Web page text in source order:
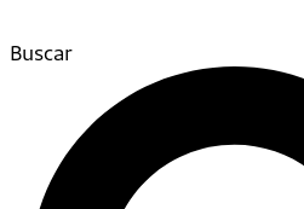
Buscar